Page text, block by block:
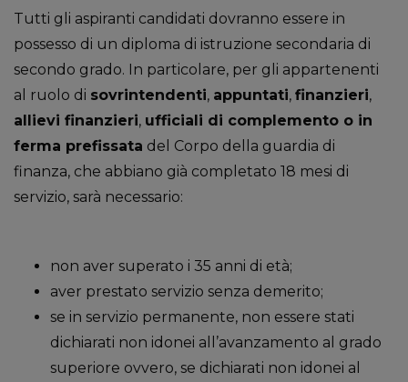
Tutti gli aspiranti candidati dovranno essere in
possesso di un diploma di istruzione secondaria di
secondo grado. In particolare, per gli appartenenti
al ruolo di sovrintendenti, appuntati, finanzieri,
allievi finanzieri, ufficiali di complemento o in
ferma prefissata del Corpo della guardia di
finanza, che abbiano già completato 18 mesi di
servizio, sarà necessario:
non aver superato i 35 anni di età;
aver prestato servizio senza demerito;
se in servizio permanente, non essere stati
dichiarati non idonei all’avanzamento al grado
superiore ovvero, se dichiarati non idonei al